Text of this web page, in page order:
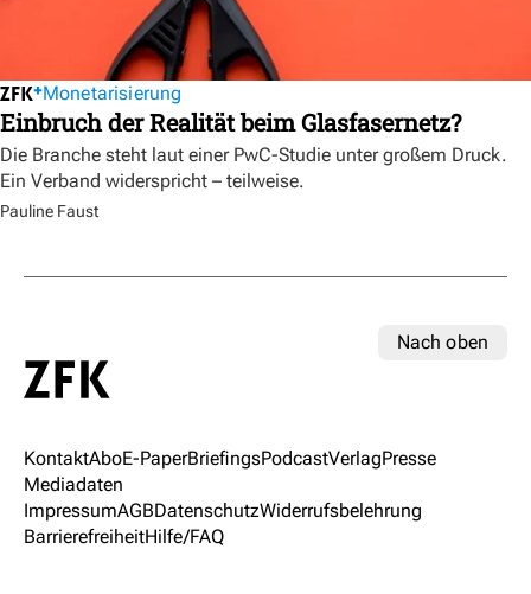
Monetarisierung
Einbruch der Realität beim Glasfasernetz?
Die Branche steht laut einer PwC-Studie unter großem Druck.
Ein Verband widerspricht – teilweise.
Pauline Faust
Nach oben
KontaktAboE-PaperBriefingsPodcastVerlagPresse
Mediadaten
ImpressumAGBDatenschutzWiderrufsbelehrung
BarrierefreiheitHilfe/FAQ